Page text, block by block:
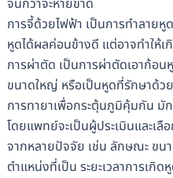
จนกว่าจะหายขาด
การจี้ด้วยไฟฟ้า เป็นการทำลาย
หูดได้ผลค่อนข้างดี แต่อาจทำให้เ
การผ่าตัด เป็นการผ่าตัดเอาก้อ
ขนาดใหญ่ หรือเป็นหูดที่รักษาด้ว
การทายาเพื่อกระตุ้นภูมิคุ้มกัน
โดยแพทย์จะเป็นผู้ประเมินและเลื
จากหลายปัจจัย เช่น ลักษณะ ขน
ตำแหน่งที่เป็น ระยะเวลาการเกิ